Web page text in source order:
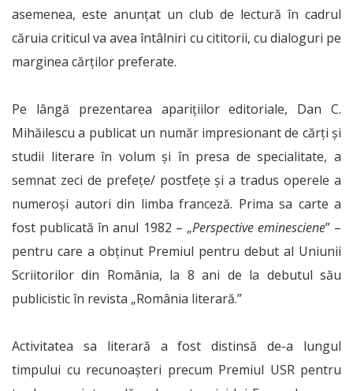
asemenea, este anunțat un club de lectură în cadrul
căruia criticul va avea întâlniri cu cititorii, cu dialoguri pe
marginea cărților preferate.
Pe lângă prezentarea aparițiilor editoriale, Dan C.
Mihăilescu a publicat un număr impresionant de cărți și
studii literare în volum și în presa de specialitate, a
semnat zeci de prefețe/ postfețe și a tradus operele a
numeroși autori din limba franceză. Prima sa carte a
fost publicată în anul 1982 – „Perspective eminesciene” –
pentru care a obținut Premiul pentru debut al Uniunii
Scriitorilor din România, la 8 ani de la debutul său
publicistic în revista „România literară.”
Activitatea sa literară a fost distinsă de-a lungul
timpului cu recunoașteri precum Premiul USR pentru